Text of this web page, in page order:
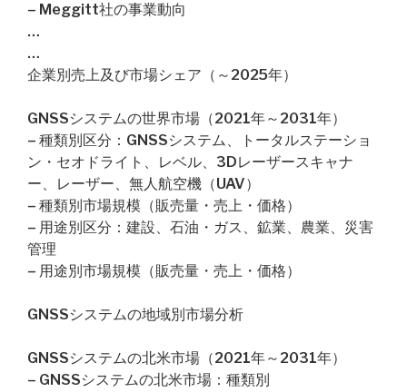
– Meggitt社の事業動向
…
…
企業別売上及び市場シェア（～2025年）
GNSSシステムの世界市場（2021年～2031年）
– 種類別区分：GNSSシステム、トータルステーショ
ン・セオドライト、レベル、3Dレーザースキャナ
ー、レーザー、無人航空機（UAV）
– 種類別市場規模（販売量・売上・価格）
– 用途別区分：建設、石油・ガス、鉱業、農業、災害
管理
– 用途別市場規模（販売量・売上・価格）
GNSSシステムの地域別市場分析
GNSSシステムの北米市場（2021年～2031年）
– GNSSシステムの北米市場：種類別